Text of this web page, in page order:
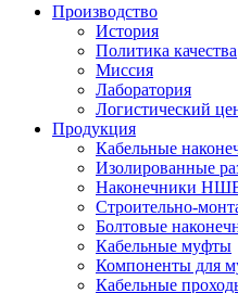
Производство
История
Политика качества
Миссия
Лаборатория
Логистический
Продукция
Кабельные
Изолированные
Наконечники
Строительно-
Болтовые
Кабельные муфты
Компоненты для
Кабельные